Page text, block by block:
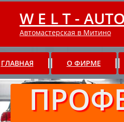
W E L T - AUTO
Автомастерская в Митино
ГЛАВНАЯ О ФИРМЕ